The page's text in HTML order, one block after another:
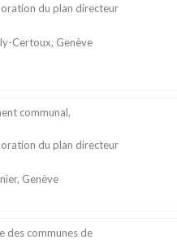
du plan directeur
Certoux, Genève
communal,
du plan directeur
Genève
des communes de